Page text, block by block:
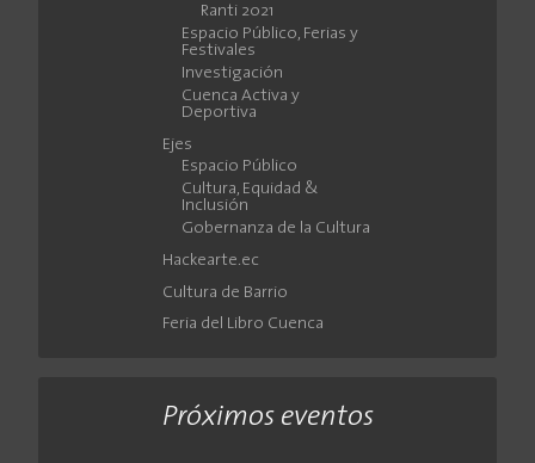
Ranti 2021
Espacio Público, Ferias y
Festivales
Investigación
Cuenca Activa y
Deportiva
Ejes
Espacio Público
Cultura, Equidad &
Inclusión
Gobernanza de la Cultura
Hackearte.ec
Cultura de Barrio
Feria del Libro Cuenca
Próximos eventos